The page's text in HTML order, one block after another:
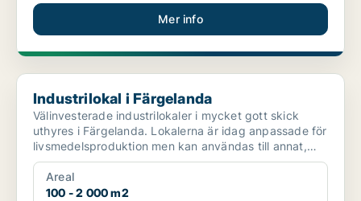
Mer info
Industrilokal i Färgelanda
Industrilokal i Färgelanda
Välinvesterade industrilokaler i mycket gott skick
uthyres i Färgelanda. Lokalerna är idag anpassade för
livsmedelsproduktion men kan användas till annat,
te...
Areal
100 - 2 000 m2